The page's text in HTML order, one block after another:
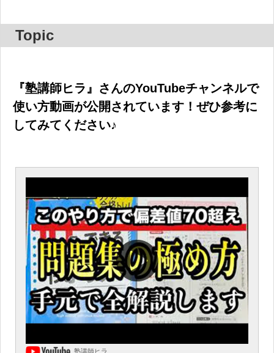
Topic
『塾講師ヒラ』さんのYouTubeチャンネルで
使い方動画が公開されています！ぜひ参考に
してみてください♪
塾講師ヒラ